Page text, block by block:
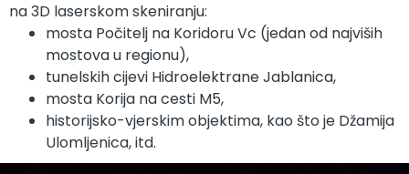
na 3D laserskom skeniranju:
mosta Počitelj na Koridoru Vc (jedan od najviših
mostova u regionu),
tunelskih cijevi Hidroelektrane Jablanica,
mosta Korija na cesti M5,
historijsko-vjerskim objektima, kao što je Džamija
Ulomljenica, itd.